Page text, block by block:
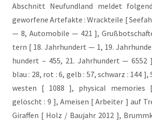
Abschnitt Neu­fund­land mel­det
gewor­fe­ne Arte­fak­te : Wrack­tei­le [
— 8, Auto­mo­bi­le — 421 ],
tern [ 18. Jahr­hun­dert — 1, 19.
hun­dert – 455, 21. Jahr­hun­dert —
blau : 28, rot : 6, gelb : 57, schwarz : 144
wes­ten [ 1088 ], phy­si­cal
gelöscht : 9 ], Amei­sen [ Arbei­ter ] auf
Giraf­fen [ Holz / Bau­jahr 2012 ],